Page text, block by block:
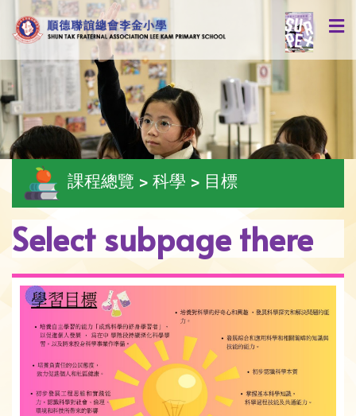
課程總覽 > 科學 > 目標
Select subpage there